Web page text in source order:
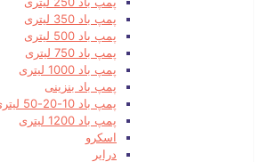
پمپ باد 350 لیتری
پمپ باد 500 لیتری
پمپ باد 750 لیتری
پمپ باد 1000 لیتری
پمپ باد بنزینی
پمپ باد 10-20-50 لیتری
پمپ باد 1200 لیتری
اسکرو
درایر